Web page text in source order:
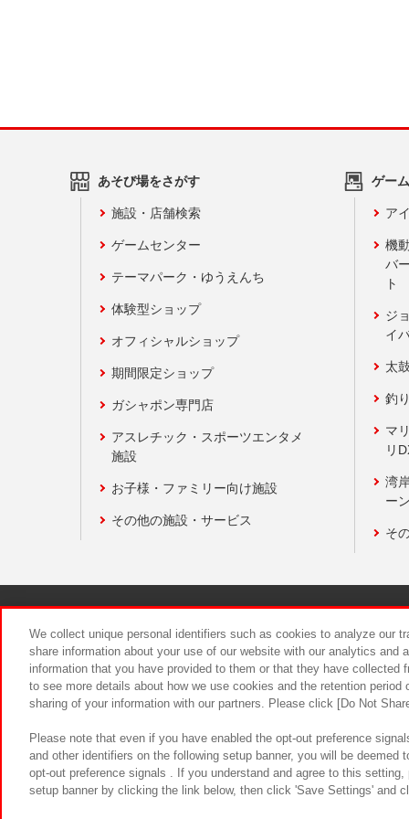
あそび場をさがす
施設・店舗検索
ゲームセンター
テーマパーク・ゆうえんち
体験型ショップ
オフィシャルショップ
期間限定ショップ
ガシャポン専門店
アスレチック・スポーツエンタメ
施設
お子様・ファミリー向け施設
その他の施設・サービス
ゲー
ア
機
バ
ト
ジ
イ
太
釣
マ
リ
湾
ー
そ
食品のご
We collect unique personal identifiers such as cookies to analyze our
share information about your use of our website with our analytics and
information that you have provided to them or that they have
to see more details about how we use cookies and the retention
sharing of your information with our partners. Please click [Do Not
Please note that even if you have enabled the opt-out preference
and other identifiers on the following setup banner, you will be
opt-out preference signals . If you understand and agree to this
setup banner by clicking the link below, then click 'Save Settings' and